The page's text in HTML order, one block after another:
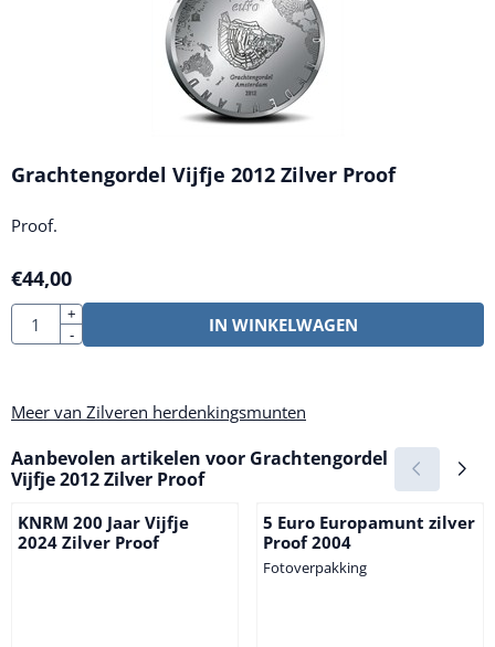
Grachtengordel Vijfje 2012 Zilver Proof
Proof.
€44,00
Aantal
+
-
IN WINKELWAGEN
Meer van Zilveren herdenkingsmunten
Aanbevolen artikelen voor Grachtengordel
Vijfje 2012 Zilver Proof
KNRM 200 Jaar Vijfje
2024 Zilver Proof
5 Euro Europamunt zilver
Proof 2004
Fotoverpakking